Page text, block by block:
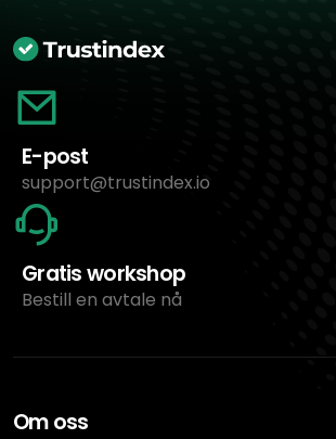
E-post
support@trustindex.io
Gratis workshop
Bestill en avtale nå
Om oss